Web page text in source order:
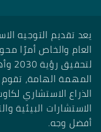
يعد تقديم التوجيه
العام والخاص أمرًا
المهمة الهامة،
الذراع الاستشاري
الاستشارات البيئية
أفضل وجه.